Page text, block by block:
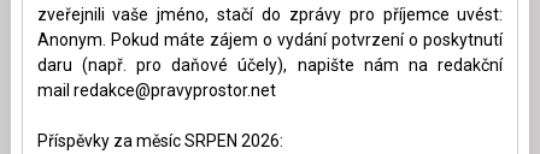
zveřejnili vaše jméno, stačí do zprávy pro příjemce uvést:
Anonym. Pokud máte zájem o vydání potvrzení o poskytnutí
daru (např. pro daňové účely), napište nám na redakční
mail redakce@pravyprostor.net
Příspěvky za měsíc SRPEN 2026: